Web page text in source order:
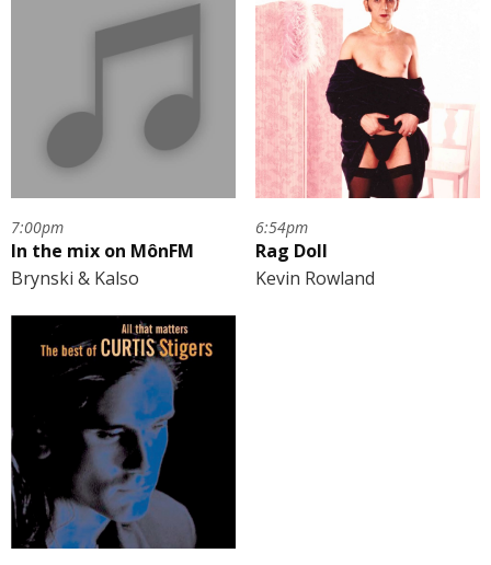
7:00pm
In the mix on MônFM
Brynski & Kalso
6:54pm
Rag Doll
Kevin Rowland